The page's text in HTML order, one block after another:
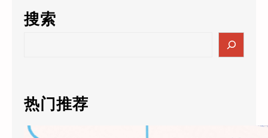
搜索
c
h
热门推荐